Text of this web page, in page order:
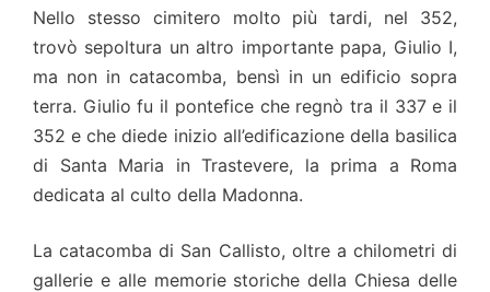
Nello stesso cimitero molto più tardi, nel 352,
trovò sepoltura un altro importante papa, Giulio I,
ma non in catacomba, bensì in un edificio sopra
terra. Giulio fu il pontefice che regnò tra il 337 e il
352 e che diede inizio all’edificazione della basilica
di Santa Maria in Trastevere, la prima a Roma
dedicata al culto della Madonna.
La catacomba di San Callisto, oltre a chilometri di
gallerie e alle memorie storiche della Chiesa delle